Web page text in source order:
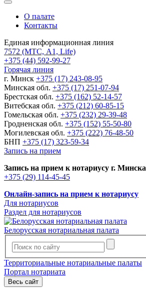
О палате
Контакты
Единая информационная линия
7572 (МТС, A1, Life)
+375 (44) 592-99-27
Горячая линия
г. Минск +375 (17) 243-08-95
Минская обл. +375 (17) 251-07-94
Брестская обл. +375 (162) 52-14-57
Витебская обл. +375 (212) 60-85-15
Гомельская обл. +375 (232) 29-39-48
Гродненская обл. +375 (152) 55-50-80
Могилевская обл. +375 (222) 76-48-50
БНП +375 (17) 323-59-34
Запись на прием
Запись на прием к нотариусу г. Минска
+375 (29) 114-45-45
Онлайн-запись на прием к нотариусу
Для нотариусов
Раздел для нотариусов
Белорусская нотариальная палата
Территориальные нотариальные палаты
Портал нотариата
Весь сайт